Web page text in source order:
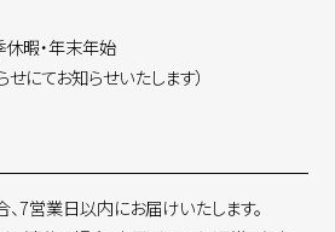
休暇・年末年始
にてお知らせいたします）
7営業日以内にお届けいたします。